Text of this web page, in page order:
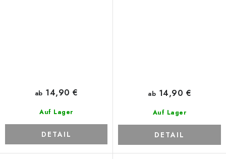
Auf Lager
ab 14,90 €
DETAIL
Auf Lager
ab 14,90 €
DETAIL